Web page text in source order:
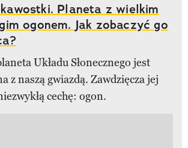
Planeta z wielkim
ogonem. Jak zobaczyć go
Układu Słonecznego jest
z naszą gwiazdą. Zawdzięcza jej
cechę: ogon.